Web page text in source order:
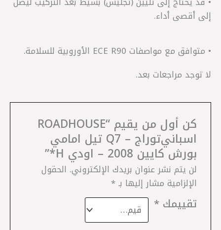
إلى أقصى أداء.
• متوافق مع مواصفات ECE R90 الأوروبية للسلامة.
لا توجد مراجعات بعد.
كن أول من يقيم “ROADHOUSE
اسباني ‎توراج – Q7 تيل امامي
بورش كايين 2008 – اودي H*”
لن يتم نشر عنوان بريدك الإلكتروني. الحقول
الإلزامية مشار إليها بـ*
تقييمك*